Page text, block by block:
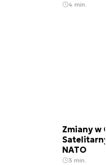
4 min.
Zmiany w
NATO
3 min.